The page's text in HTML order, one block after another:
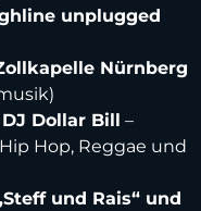
unplugged
Nürnberg
DJ Dollar Bill –
Hop, Reggae und
und Rais“ und